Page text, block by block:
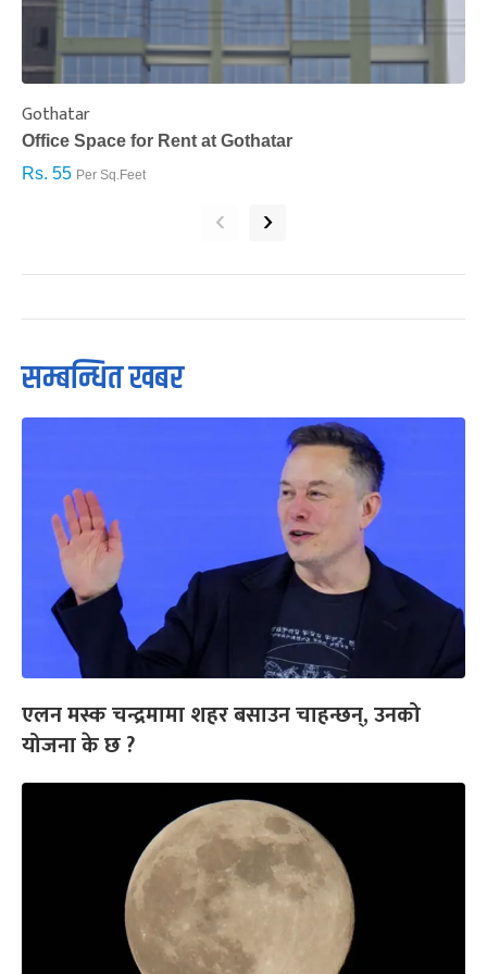
Gothatar
Office Space for Rent at Gothatar
Rs. 55 Per Sq.Feet
‹ ›
सम्बन्धित खबर
एलन मस्क चन्द्रमामा शहर बसाउन चाहन्छन्, उनको
योजना के छ ?